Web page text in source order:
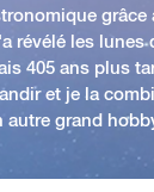
grâce
révélé les lunes
405 ans plus
et je la
autre grand